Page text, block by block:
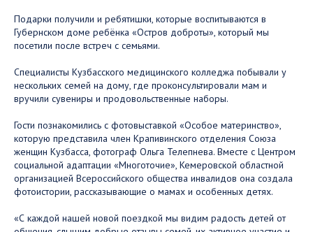
Подарки получили и ребятишки, которые воспитываются в
Губернском доме ребёнка «Остров доброты», который мы
посетили после встреч с семьями.
Специалисты Кузбасского медицинского колледжа побывали у
нескольких семей на дому, где проконсультировали мам и
вручили сувениры и продовольственные наборы.
Гости познакомились с фотовыставкой «Особое материнство»,
которую представила член Крапивинского отделения Союза
женщин Кузбасса, фотограф Ольга Телепнева. Вместе с Центром
социальной адаптации «Многоточие», Кемеровской областной
организацией Всероссийского общества инвалидов она создала
фотоистории, рассказывающие о мамах и особенных детях.
«С каждой нашей новой поездкой мы видим радость детей от